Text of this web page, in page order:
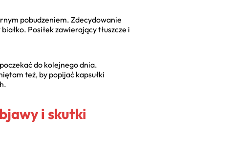
pobudzeniem. Zdecydowanie
Posiłek zawierający tłuszcze i
do kolejnego dnia.
też, by popijać kapsułki
i skutki